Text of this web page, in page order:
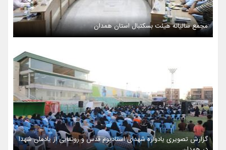
مجمع سالیانه هیئت بسکتبال استان همدان
گزارش تصویری یادواره شهدای استادیوم قدس و رونمایی از یادمان شهدا